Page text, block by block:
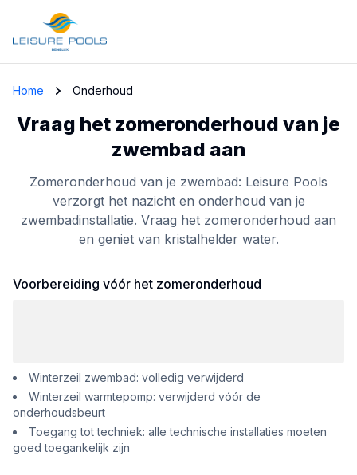
Home Onderhoud
Vraag het zomeronderhoud van je
zwembad aan
Zomeronderhoud van je zwembad: Leisure Pools
verzorgt het nazicht en onderhoud van je
zwembadinstallatie. Vraag het zomeronderhoud aan
en geniet van kristalhelder water.
Voorbereiding vóór het zomeronderhoud
Winterzeil zwembad: volledig verwijderd
Winterzeil warmtepomp: verwijderd vóór de
onderhoudsbeurt
Toegang tot techniek: alle technische installaties moeten
goed toegankelijk zijn